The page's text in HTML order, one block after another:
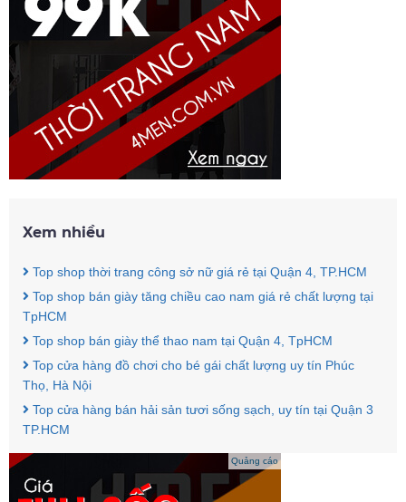
Xem nhiều
Top shop thời trang công sở nữ giá rẻ tại Quận 4, TP.HCM
Top shop bán giày tăng chiều cao nam giá rẻ chất lượng tại
TpHCM
Top shop bán giày thể thao nam tại Quận 4, TpHCM
Top cửa hàng đồ chơi cho bé gái chất lượng uy tín Phúc
Thọ, Hà Nội
Top cửa hàng bán hải sản tươi sống sạch, uy tín tại Quận 3
TP.HCM
Quảng cáo